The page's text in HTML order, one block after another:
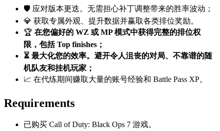
🛡️ 应对版本更迭。无需担心补丁调整带来的胜率波动；
💎 获取专属外观、提升数据并赢取各类排位奖励。
🏆 在您偏好的 WZ 或 MP 模式中获得完整的排位权
限，包括 Top finishes；
⏳ 最大化您的效率。避开令人沮丧的对局、不靠谱的随
机队友和挂机玩家；
📈 在代练期间赚取大量的账号经验和 Battle Pass XP。
Requirements
已购买 Call of Duty: Black Ops 7 游戏。